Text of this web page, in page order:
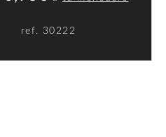
ref. 30222